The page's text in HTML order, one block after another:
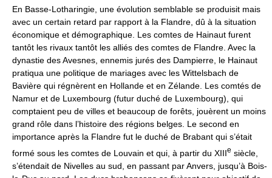
En Basse-Lotharingie, une évolution semblable se produisit mais
avec un certain retard par rapport à la Flandre, dû à la situation
économique et démographique. Les comtes de Hainaut furent
tantôt les rivaux tantôt les alliés des comtes de Flandre. Avec la
dynastie des Avesnes, ennemis jurés des Dampierre, le Hainaut
pratiqua une politique de mariages avec les Wittelsbach de
Bavière qui régnèrent en Hollande et en Zélande. Les comtés de
Namur et de Luxembourg (futur duché de Luxembourg), qui
comptaient peu de villes et beaucoup de forêts, jouèrent un moins
grand rôle dans l’histoire des régions belges. Le second en
importance après la Flandre fut le duché de Brabant qui s’était
formé sous les comtes de Louvain et qui, à partir du XIIIe siècle,
s’étendait de Nivelles au sud, en passant par Anvers, jusqu’à Bois-